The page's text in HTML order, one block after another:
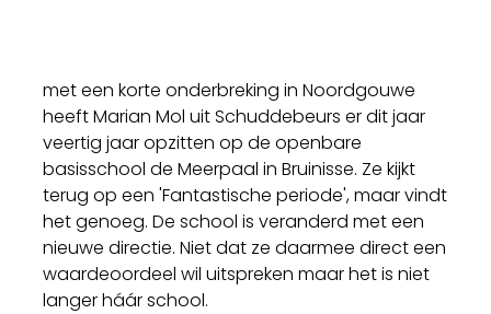
met een korte onderbreking in Noordgouwe
heeft Marian Mol uit Schuddebeurs er dit jaar
veertig jaar opzitten op de openbare
basisschool de Meerpaal in Bruinisse. Ze kijkt
terug op een 'Fantastische periode', maar vindt
het genoeg. De school is veranderd met een
nieuwe directie. Niet dat ze daarmee direct een
waardeoordeel wil uitspreken maar het is niet
langer háár school.